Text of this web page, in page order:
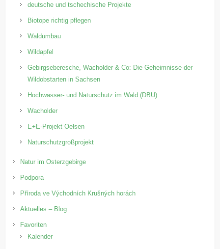
deutsche und tschechische Projekte
Biotope richtig pflegen
Waldumbau
Wildapfel
Gebirgseberesche, Wacholder & Co: Die Geheimnisse der
Wildobstarten in Sachsen
Hochwasser- und Naturschutz im Wald (DBU)
Wacholder
E+E-Projekt Oelsen
Naturschutzgroßprojekt
Natur im Osterzgebirge
Podpora
Příroda ve Východních Krušných horách
Aktuelles – Blog
Favoriten
Kalender